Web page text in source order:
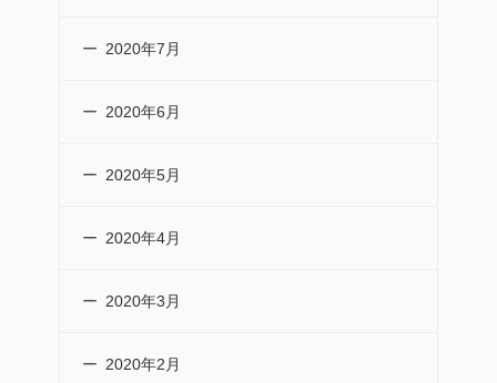
2020年7月
2020年6月
2020年5月
2020年4月
2020年3月
2020年2月